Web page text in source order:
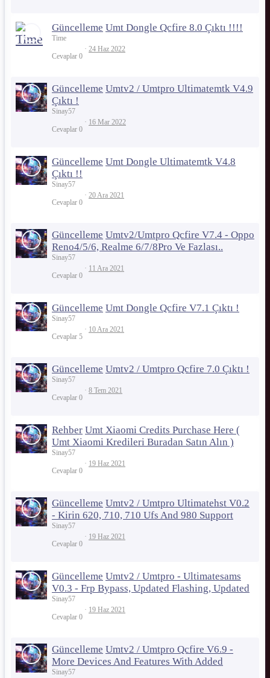
Güncelleme Umt Dongle Qcfire 8.0 Çıktı !!!!
Time
Cevaplar 0
24 Haz 2022
Güncelleme Umtv2 / Umtpro Ultimatemtk V4.9
Çıktı !
Sinay57
Cevaplar 0
16 Mar 2022
Güncelleme Umt Dongle Ultimatemtk V4.8
Çıktı !!
Sinay57
Cevaplar 0
20 Ara 2021
Güncelleme Umtv2/Umtpro Qcfire V7.4 - Oppo
Reno4/5/6, Realme 6/7/8Pro Ve Fazlası..
Sinay57
Cevaplar 0
11 Ara 2021
Güncelleme Umt Dongle Qcfire V7.1 Çıktı !
Sinay57
Cevaplar 5
10 Ara 2021
Güncelleme Umtv2 / Umtpro Qcfire 7.0 Çıktı !
Sinay57
Cevaplar 0
8 Tem 2021
Rehber Umt Xiaomi Credits Purchase Here (
Umt Xiaomi Kredileri Buradan Satın Alın )
Sinay57
Cevaplar 0
19 Haz 2021
Güncelleme Umtv2 / Umtpro Ultimatehst V0.2
- Kirin 620, 710, 710 Ufs And 980 Support
Sinay57
Cevaplar 0
19 Haz 2021
Güncelleme Umtv2 / Umtpro - Ultimatesams
V0.3 - Frp Bypass, Updated Flashing, Updated
Sinay57
Cevaplar 0
19 Haz 2021
Güncelleme Umtv2 / Umtpro Qcfire V6.9 -
More Devices And Features With Added
Sinay57